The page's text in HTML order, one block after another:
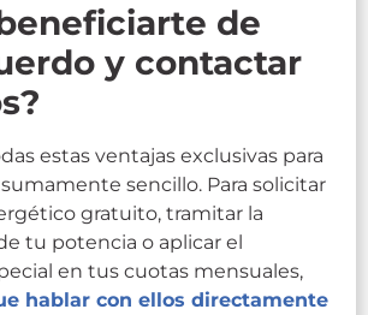
de
y contactar
estas ventajas exclusivas para
sencillo. Para solicitar
gratuito, tramitar la
tu potencia o aplicar el
en tus cuotas mensuales,
hablar con ellos directamente